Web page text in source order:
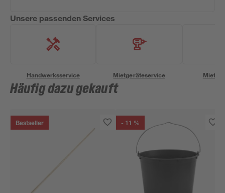
Unsere passenden Services
Handwerksservice Mietgeräteservice
Häufig dazu gekauft
Bestseller - 11 %